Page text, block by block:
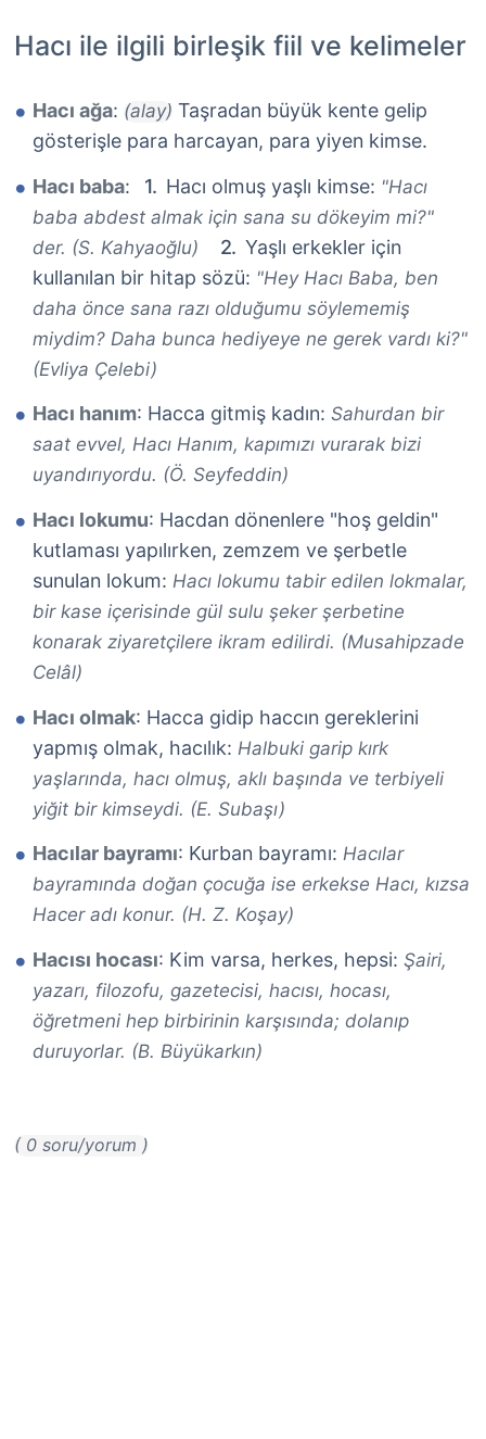
Hacı ile ilgili birleşik fiil ve kelimeler
Hacı ağa: (alay) Taşradan büyük kente gelip
gösterişle para harcayan, para yiyen kimse.
Hacı baba: Hacı olmuş yaşlı kimse: "Hacı
baba abdest almak için sana su dökeyim mi?"
der. (S. Kahyaoğlu)
Yaşlı erkekler için
kullanılan bir hitap sözü: "Hey Hacı Baba, ben
daha önce sana razı olduğumu söylememiş
miydim? Daha bunca hediyeye ne gerek vardı ki?"
(Evliya Çelebi)
Hacı hanım: Hacca gitmiş kadın: Sahurdan bir
saat evvel, Hacı Hanım, kapımızı vurarak bizi
uyandırıyordu. (Ö. Seyfeddin)
Hacı lokumu: Hacdan dönenlere "hoş geldin"
kutlaması yapılırken, zemzem ve şerbetle
sunulan lokum: Hacı lokumu tabir edilen lokmalar,
bir kase içerisinde gül sulu şeker şerbetine
konarak ziyaretçilere ikram edilirdi. (Musahipzade
Celâl)
Hacı olmak: Hacca gidip haccın gereklerini
yapmış olmak, hacılık: Halbuki garip kırk
yaşlarında, hacı olmuş, aklı başında ve terbiyeli
yiğit bir kimseydi. (E. Subaşı)
Hacılar bayramı: Kurban bayramı: Hacılar
bayramında doğan çocuğa ise erkekse Hacı, kızsa
Hacer adı konur. (H. Z. Koşay)
Hacısı hocası: Kim varsa, herkes, hepsi: Şairi,
yazarı, filozofu, gazetecisi, hacısı, hocası,
öğretmeni hep birbirinin karşısında; dolanıp
duruyorlar. (B. Büyükarkın)
( 0 soru/yorum )